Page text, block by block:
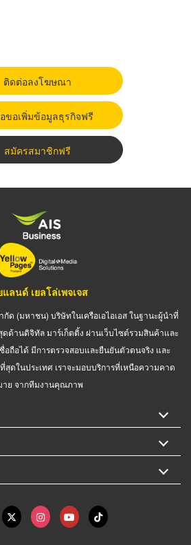
ติดต่อลงโฆษณา
ขอเพิ่มข้อมูลธุรกิจฟรี
สมัครสมาชิกฟรี
แลนด์ เยลโล่เพจเจส
กัด (มหาชน) บริษัทในเครือเอไอเอส ในฐานะผู้นำที่
ด้านดิจิทัล มาร์เก็ตติ้ง ผ่านเว็บไซต์รวมสินค้าและ
อถือได้ มีการตรวจสอบและยืนยันตัวตนจริง และ
ดในประเทศ เราจะมอบบริการที่เหนือความคาด
าย จากทีมงานคุณภาพ